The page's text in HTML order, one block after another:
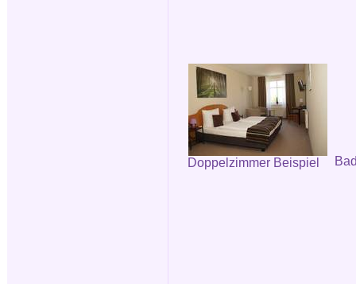
Doppelzimmer Beispiel